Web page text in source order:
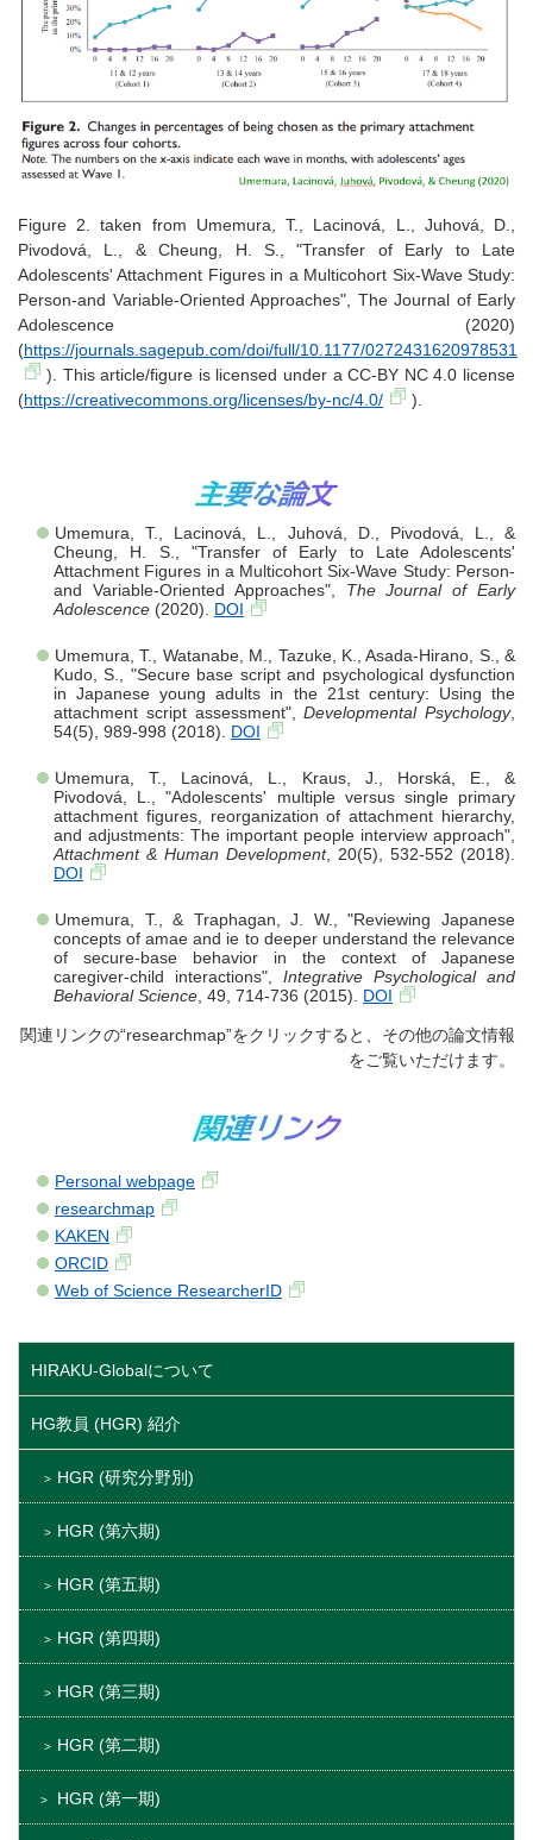
Figure 2. taken from Umemura, T., Lacinová, L., Juhová, D.,
Pivodová, L., & Cheung, H. S., "Transfer of Early to Late
Adolescents' Attachment Figures in a Multicohort Six-Wave Study:
Person-and Variable-Oriented Approaches", The Journal of Early
Adolescence (2020)
(https://journals.sagepub.com/doi/full/10.1177/0272431620978531
). This article/figure is licensed under a CC-BY NC 4.0 license
(https://creativecommons.org/licenses/by-nc/4.0/ ).
Umemura, T., Lacinová, L., Juhová, D., Pivodová, L., &
Cheung, H. S., "Transfer of Early to Late Adolescents'
Attachment Figures in a Multicohort Six-Wave Study: Person-
and Variable-Oriented Approaches", The Journal of Early
Adolescence (2020). DOI
Umemura, T., Watanabe, M., Tazuke, K., Asada-Hirano, S., &
Kudo, S., "Secure base script and psychological dysfunction
in Japanese young adults in the 21st century: Using the
attachment script assessment",Developmental Psychology,
54(5), 989-998 (2018). DOI
Umemura, T., Lacinová, L., Kraus, J., Horská, E., &
Pivodová, L., "Adolescents' multiple versus single primary
attachment figures, reorganization of attachment hierarchy,
and adjustments: The important people interview approach",
Attachment & Human Development, 20(5), 532-552 (2018).
DOI
Umemura, T., & Traphagan, J. W., "Reviewing Japanese
concepts of amae and ie to deeper understand the relevance
of secure-base behavior in the context of Japanese
caregiver-child interactions", Integrative Psychological and
Behavioral Science , 49, 714-736 (2015). DOI
関連リンクの“researchmap”をクリックすると、その他の論文情報
をご覧いただけます。
Personal webpage
researchmap
KAKEN
ORCID
Web of Science ResearcherID
HIRAKU-Globalについて
HG教員 (HGR) 紹介
HGR (研究分野別)
HGR (第六期)
HGR (第五期)
HGR (第四期)
HGR (第三期)
HGR (第二期)
HGR (第一期)